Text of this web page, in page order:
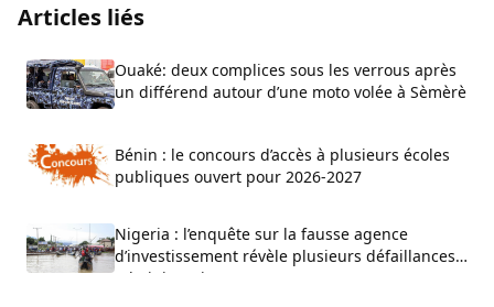
Articles liés
Ouaké: deux complices sous les verrous après
un différend autour d’une moto volée à Sèmèrè
Bénin : le concours d’accès à plusieurs écoles
publiques ouvert pour 2026-2027
Nigeria : l’enquête sur la fausse agence
d’investissement révèle plusieurs défaillances
administratives